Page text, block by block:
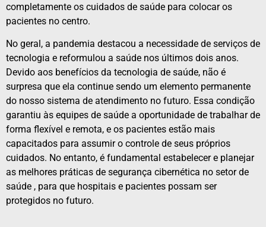
completamente os cuidados de saúde para colocar os
pacientes no centro.
No geral, a pandemia destacou a necessidade de serviços de
tecnologia e reformulou a saúde nos últimos dois anos.
Devido aos benefícios da tecnologia de saúde, não é
surpresa que ela continue sendo um elemento permanente
do nosso sistema de atendimento no futuro. Essa condição
garantiu às equipes de saúde a oportunidade de trabalhar de
forma flexível e remota, e os pacientes estão mais
capacitados para assumir o controle de seus próprios
cuidados. No entanto, é fundamental estabelecer e planejar
as melhores práticas de segurança cibernética no setor de
saúde , para que hospitais e pacientes possam ser
protegidos no futuro.